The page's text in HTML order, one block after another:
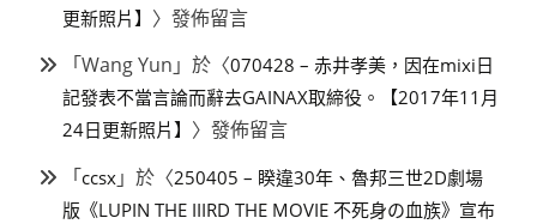
更新照片】 〉發佈留言
「Wang Yun 」於〈070428 – 赤井孝美，因在mixi日
記發表不當言論而辭去GAINAX取締役。【2017年11月
24日更新照片】 〉發佈留言
「ccsx 」於〈250405 – 睽違30年、魯邦三世2D劇場
版《LUPIN THE IIIRD THE MOVIE 不死身の血族》宣布